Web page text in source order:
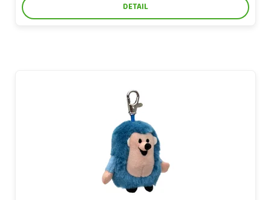
DETAIL
Ježko 8 cm plyšový prívesok na karabinke (Krtek)